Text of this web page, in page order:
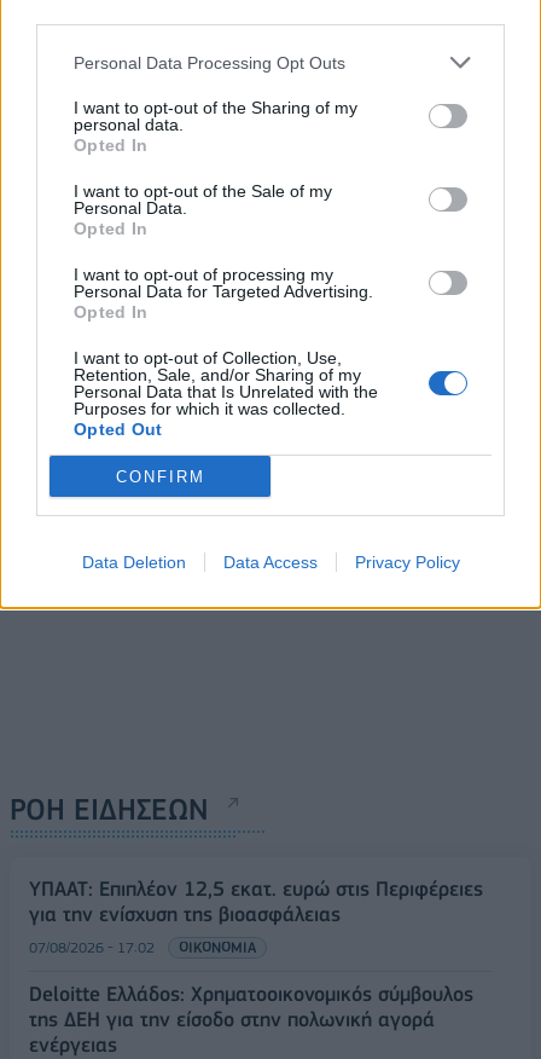
Personal Data Processing Opt Outs
I want to opt-out of the Sharing of my
personal data.
Opted In
I want to opt-out of the Sale of my
Personal Data.
Opted In
I want to opt-out of processing my
Personal Data for Targeted Advertising.
Opted In
I want to opt-out of Collection, Use,
Retention, Sale, and/or Sharing of my
Personal Data that Is Unrelated with the
Purposes for which it was collected.
Opted Out
CONFIRM
Data Deletion Data Access Privacy Policy
ΠΕΡΙΣΣΌΤΕΡΑ ΣΕ ΑΥΤΉ ΤΗΝ ΚΑΤΗΓΟΡΊΑ
Σ. Κασσελάκης: Μετά τις
καταστατικό μας συνέδριο
θα έχει χαρακτήρα
επανίδρυσης
03/03/2024 - 11:14
ιδιωτικά πανεπιστήμια:
Μεταρρύθμιση ή
διευθέτηση;
ΡΟΗ ΕΙΔΗΣΕΩΝ
ΥΠΑΑΤ: Επιπλέον 12,5 εκατ. ευρώ στις Περιφέρειες
για την ενίσχυση της βιοασφάλειας
07/08/2026 - 17:02 ΟΙΚΟΝΟΜΙΑ
Deloitte Ελλάδος: Χρηματοοικονομικός σύμβουλος
της ΔΕΗ για την είσοδο στην πολωνική αγορά
ενέργειας